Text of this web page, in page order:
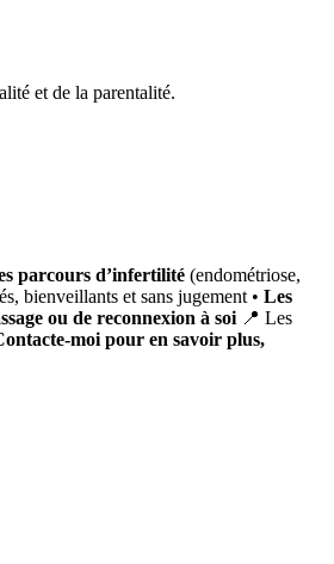
et de la parentalité.
parcours d’infertilité (endométriose,
bienveillants et sans jugement • Les
ou de reconnexion à soi 📍 Les
moi pour en savoir plus,